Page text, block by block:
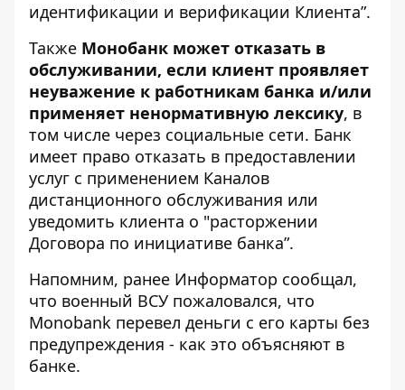
идентификации и верификации Клиента”.
Также Монобанк может отказать в
обслуживании, если клиент проявляет
неуважение к работникам банка и/или
применяет ненормативную лексику, в
том числе через социальные сети. Банк
имеет право отказать в предоставлении
услуг с применением Каналов
дистанционного обслуживания или
уведомить клиента о "расторжении
Договора по инициативе банка”.
Напомним, ранее Информатор сообщал,
что военный ВСУ пожаловался, что
Monobank перевел деньги с его карты без
предупреждения - как это объясняют в
банке.